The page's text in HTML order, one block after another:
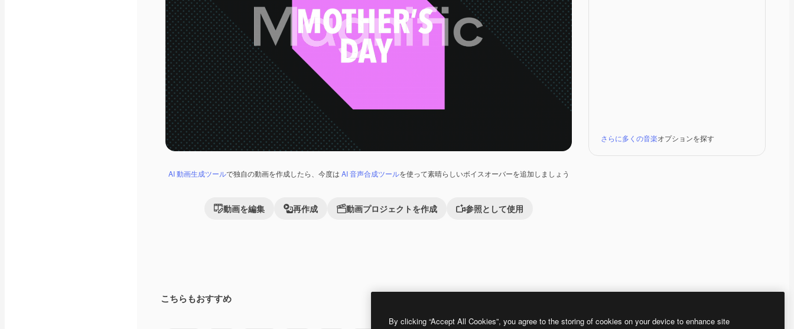
AI 動画生成ツールで独自の動画を作成したら、今度は AI 音声合成ツールを使って素晴らしいボイスオーバーを追加しましょう
動画を編集 再作成 動画プロジェクトを作成 参照として使用
さらに多くの音楽オプションを探す
こちらもおすすめ
By clicking “Accept All Cookies”, you agree to the storing of cookies on your device to enhance site